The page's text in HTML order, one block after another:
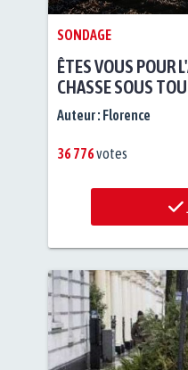
SONDAGE
ÊTES VOUS POUR
CHASSE SOUS
(CHASSE
Auteur : Florence
36 776votes